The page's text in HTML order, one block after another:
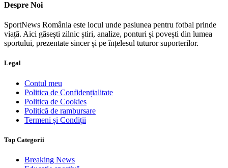
Despre Noi
SportNews România este locul unde pasiunea pentru fotbal prinde
viață. Aici găsești zilnic știri, analize, ponturi și povești din lumea
sportului, prezentate sincer și pe înțelesul tuturor suporterilor.
Legal
Contul meu
Politica de Confidențialitate
Politica de Cookies
Politică de rambursare
Termeni și Condiții
Top Categorii
Breaking News